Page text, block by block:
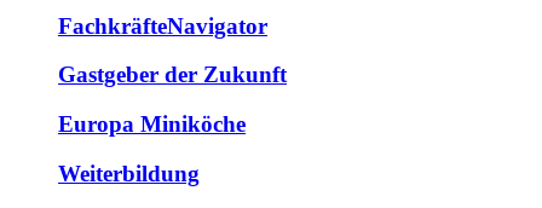
FachkräfteNavigator
Gastgeber der Zukunft
Europa Miniköche
Weiterbildung